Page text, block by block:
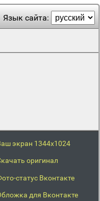
Язык сайта:
экран 1344x1024
оригинал
статус Вконтакте
для Вконтакте